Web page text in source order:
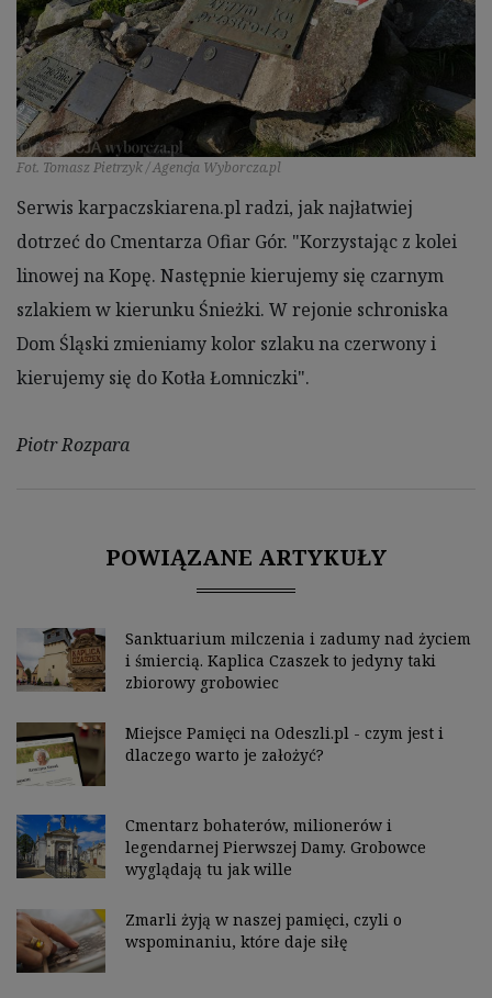
Fot. Tomasz Pietrzyk / Agencja Wyborcza.pl
Serwis karpaczskiarena.pl radzi, jak najłatwiej
dotrzeć do Cmentarza Ofiar Gór. "Korzystając z kolei
linowej na Kopę. Następnie kierujemy się czarnym
szlakiem w kierunku Śnieżki. W rejonie schroniska
Dom Śląski zmieniamy kolor szlaku na czerwony i
kierujemy się do Kotła Łomniczki".
Piotr Rozpara
POWIĄZANE ARTYKUŁY
Sanktuarium milczenia i zadumy nad życiem
i śmiercią. Kaplica Czaszek to jedyny taki
zbiorowy grobowiec
Miejsce Pamięci na Odeszli.pl - czym jest i
dlaczego warto je założyć?
Cmentarz bohaterów, milionerów i
legendarnej Pierwszej Damy. Grobowce
wyglądają tu jak wille
Zmarli żyją w naszej pamięci, czyli o
wspominaniu, które daje siłę